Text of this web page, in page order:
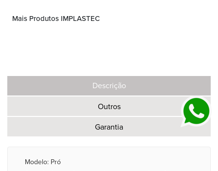
Mais Produtos IMPLASTEC
Descrição
Outros
Garantia
Modelo: Pró